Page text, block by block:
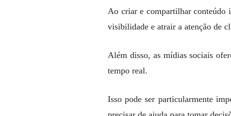
Ao criar e compartilhar conteúdo
visibilidade e atrair a atenção de
Além disso, as mídias sociais
tempo real.
Isso pode ser particularmente